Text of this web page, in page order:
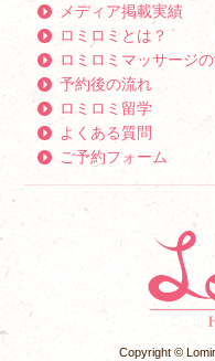
メディア掲載実績
ロミロミとは？
ロミロミマッサージ
予約後の流れ
ロミロミ留学
よくある質問
ご予約フォーム
Copyright ©